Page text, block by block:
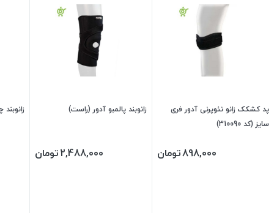
پد کشکک زانو نئوپرنی آدور فری
سایز (کد 310090)
898,000تومان
زانوبند پالمبو آدور (راست)
2,488,000تومان